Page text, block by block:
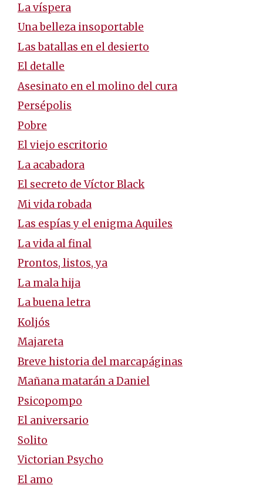
La víspera
Una belleza insoportable
Las batallas en el desierto
El detalle
Asesinato en el molino del cura
Persépolis
Pobre
El viejo escritorio
La acabadora
El secreto de Víctor Black
Mi vida robada
Las espías y el enigma Aquiles
La vida al final
Prontos, listos, ya
La mala hija
La buena letra
Koljós
Majareta
Breve historia del marcapáginas
Mañana matarán a Daniel
Psicopompo
El aniversario
Solito
Victorian Psycho
El amo